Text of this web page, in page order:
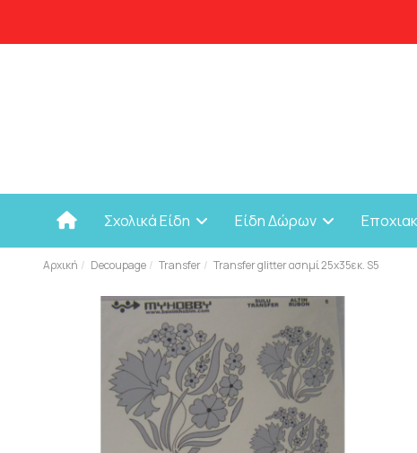
Σχολικά Είδη Είδη Δώρων
Αρχική Decoupage Transfer Transfer glitter ασημί 25χ35εκ. S5